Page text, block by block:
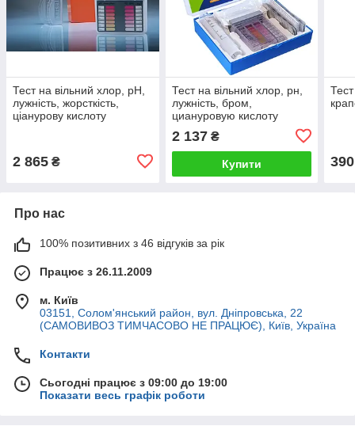
Тест на вільний хлор, pH,
лужність, жорсткість,
ціанурову кислоту
2 865 ₴
Тест на вільний хлор, рн,
лужність, бром,
циануровую кислоту
таблетковий, AquaDoctor 5
в 1
2 137₴
Купити 390
Про нас
100% позитивних з 46 відгуків за рік
Працює з 26.11.2009
м. Київ
03151, Солом'янський район, вул. Дніпровська, 22
(САМОВИВОЗ ТИМЧАСОВО НЕ ПРАЦЮЄ), Київ, Україна
Контакти
Сьогодні працює з 09:00 до 19:00
Показати весь графік роботи